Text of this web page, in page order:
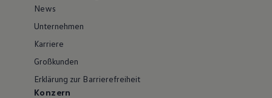
News
Unternehmen
Karriere
Großkunden
Erklärung zur Barrierefreiheit
Konzern